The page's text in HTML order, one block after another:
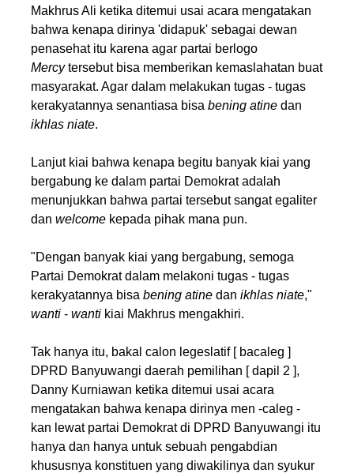
Makhrus Ali ketika ditemui usai acara mengatakan
bahwa kenapa dirinya 'didapuk' sebagai dewan
penasehat itu karena agar partai berlogo
Mercytersebut bisa memberikan kemaslahatan buat
masyarakat. Agar dalam melakukan tugas - tugas
kerakyatannya senantiasa bisa bening atine dan
ikhlas niate.
Lanjut kiai bahwa kenapa begitu banyak kiai yang
bergabung ke dalam partai Demokrat adalah
menunjukkan bahwa partai tersebut sangat egaliter
dan welcome kepada pihak mana pun.
"Dengan banyak kiai yang bergabung, semoga
Partai Demokrat dalam melakoni tugas - tugas
kerakyatannya bisa bening atine dan ikhlas niate,"
wanti - wanti kiai Makhrus mengakhiri.
Tak hanya itu, bakal calon legeslatif [ bacaleg ]
DPRD Banyuwangi daerah pemilihan [ dapil 2 ],
Danny Kurniawan ketika ditemui usai acara
mengatakan bahwa kenapa dirinya men -caleg -
kan lewat partai Demokrat di DPRD Banyuwangi itu
hanya dan hanya untuk sebuah pengabdian
khususnya konstituen yang diwakilinya dan syukur